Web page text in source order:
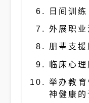
日间训练
外展职业
朋辈支援
临床心理
举办教
神健康的